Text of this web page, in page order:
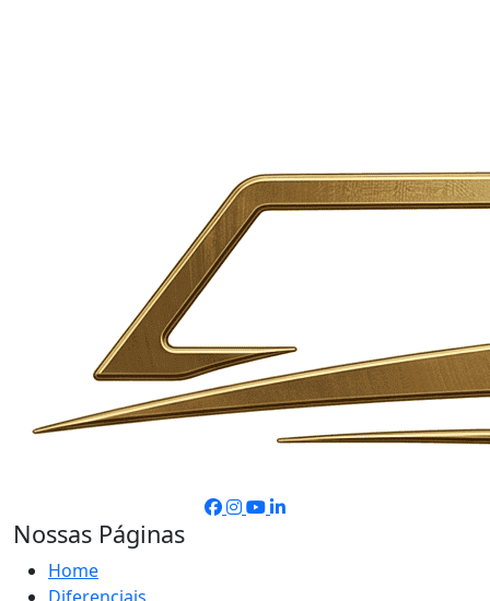
Nossas Páginas
Home
Diferenciais